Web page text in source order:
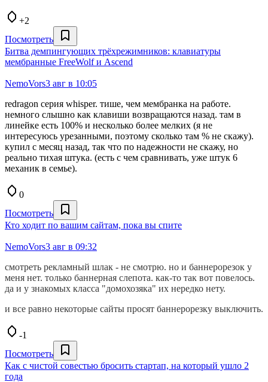
+2
Посмотреть
Битва демпингующих трёхрежимников: клавиатуры
мембранные FreeWolf и Ascend
NemoVors3 авг в 10:05
redragon серия whisper. тише, чем мембранка на работе.
немного слышно как клавиши возвращаются назад. там в
линейке есть 100% и несколько более мелких (я не
интересуюсь урезанными, поэтому сколько там % не скажу).
купил с месяц назад, так что по надежности не скажу, но
реально тихая штука. (есть с чем сравнивать, уже штук 6
механик в семье).
0
Посмотреть
Кто ходит по вашим сайтам, пока вы спите
NemoVors3 авг в 09:32
смотреть рекламный шлак - не смотрю. но и баннерорезок у
меня нет. только баннерная слепота. как-то так вот повелось.
да и у знакомых класса "домохозяка" их нередко нету.
и все равно некоторые сайты просят баннерорезку выключить.
-1
Посмотреть
Как с чистой совестью бросить стартап, на который ушло 2
года